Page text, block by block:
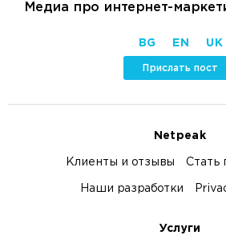
Медиа про интернет-
BG EN UK
Прислать пост
Netpeak
Клиенты и отзывы Стать
Наши разработки
Услуги